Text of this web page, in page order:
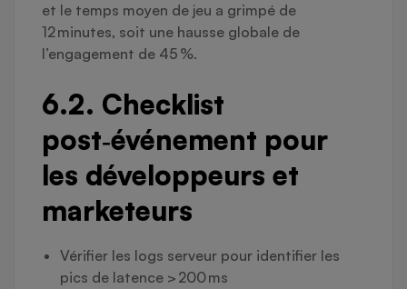
et le temps moyen de jeu a grimpé de
12 minutes, soit une hausse globale de
l’engagement de 45 %.
6.2. Checklist
post‑événement pour
les développeurs et
marketeurs
Vérifier les logs serveur pour identifier les
pics de latence > 200 ms